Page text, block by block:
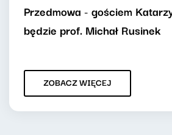
Przedmowa - gościem
będzie prof. Michał Rusinek
ZOBACZ WIĘCEJ